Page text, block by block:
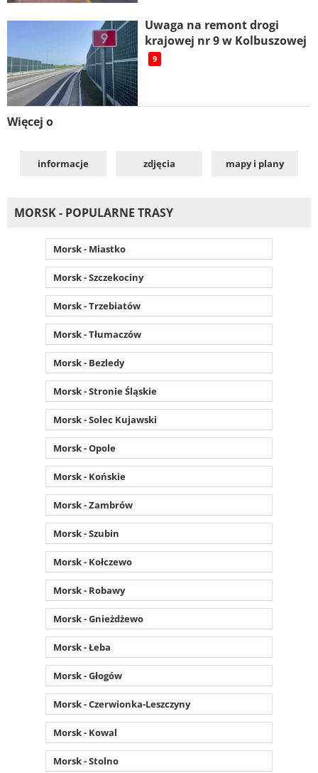
Uwaga na remont drogi
krajowej nr 9 w Kolbuszowej
9
Więcej o
informacje zdjęcia mapy i plany
MORSK - POPULARNE TRASY
Morsk - Miastko
Morsk - Szczekociny
Morsk - Trzebiatów
Morsk - Tłumaczów
Morsk - Bezledy
Morsk - Stronie Śląskie
Morsk - Solec Kujawski
Morsk - Opole
Morsk - Końskie
Morsk - Zambrów
Morsk - Szubin
Morsk - Kołczewo
Morsk - Robawy
Morsk - Gnieżdżewo
Morsk - Łeba
Morsk - Głogów
Morsk - Czerwionka-Leszczyny
Morsk - Kowal
Morsk - Stolno